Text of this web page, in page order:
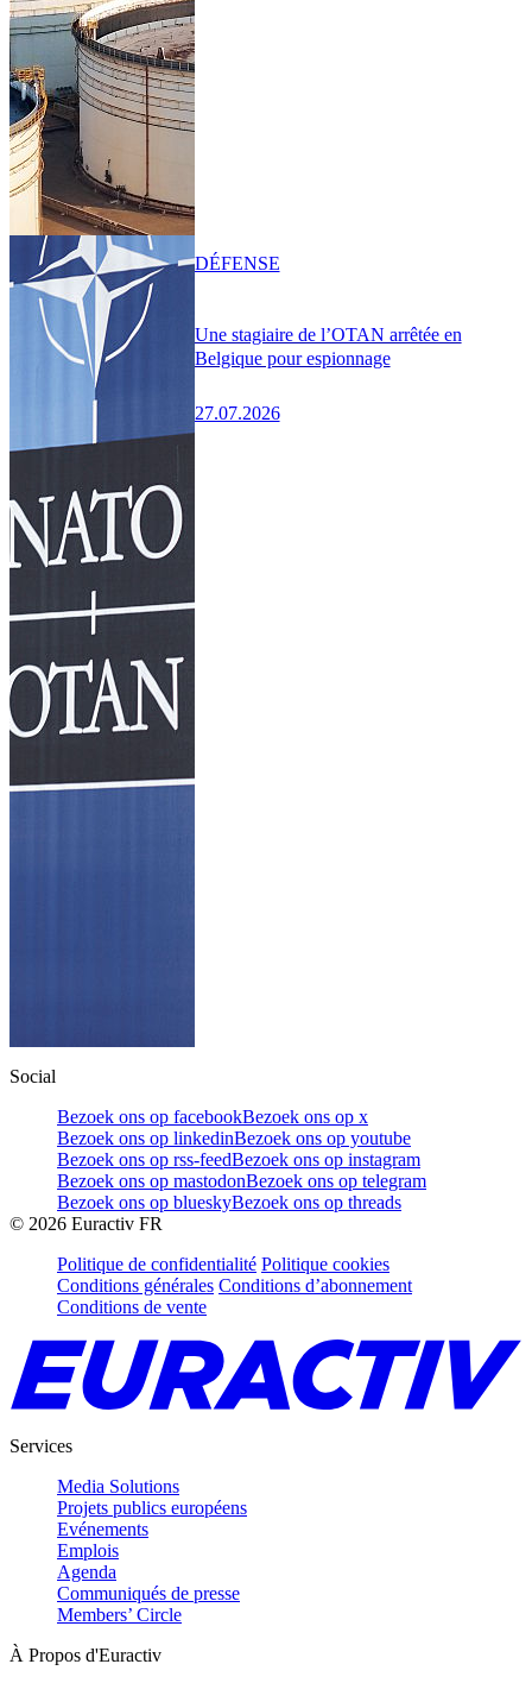
Une stagiaire de l’OTAN arrêtée en
Belgique pour espionnage
27.07.2026
DÉFENSE
Social
Bezoek ons op facebookBezoek ons op x
Bezoek ons op linkedinBezoek ons op youtube
Bezoek ons op rss-feedBezoek ons op instagram
Bezoek ons op mastodonBezoek ons op telegram
Bezoek ons op blueskyBezoek ons op threads
© 2026 Euractiv FR
Politique de confidentialité Politique cookies
Conditions générales Conditions d’abonnement
Conditions de vente
Services
Media Solutions
Projets publics européens
Evénements
Emplois
Agenda
Communiqués de presse
Members’ Circle
À Propos d'Euractiv